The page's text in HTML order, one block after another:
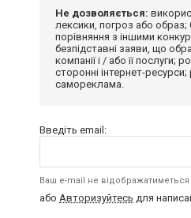
Не дозволяється:
лексики, погроз або образ;
порівняння з іншими
безпідставні заяви, що
компанії і / або її послуги;
сторонні інтернет-
самореклама.
Введіть email:
Ваш e-mail не відображатиметься
або Авторизуйтесь для